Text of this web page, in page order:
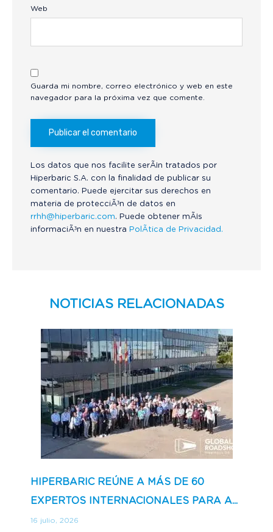
Web
Guarda mi nombre, correo electrónico y web en este
navegador para la próxima vez que comente.
Los datos que nos facilite serÃ¡n tratados por
Hiperbaric S.A. con la finalidad de publicar su
comentario. Puede ejercitar sus derechos en
materia de protecciÃ³n de datos en
rrhh@hiperbaric.com. Puede obtener mÃ¡s
informaciÃ³n en nuestra PolÃ­tica de Privacidad.
NOTICIAS RELACIONADAS
HIPERBARIC REÚNE A MÁS DE 60
EXPERTOS INTERNACIONALES PARA A...
16 julio, 2026